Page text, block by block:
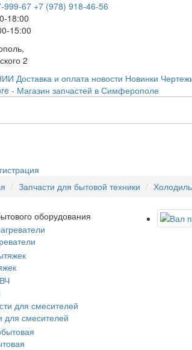
999-67 +7 (978) 918-46-56
18:00
15:00
2
Доставка и оплата новости Новинки
Запчасти для бытовой техники
оборудования
для смесителей